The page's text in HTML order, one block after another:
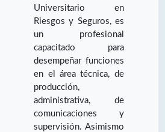
Universitario en
Riesgos y Seguros, es
un profesional
capacitado para
desempeñar funciones
en el área técnica, de
producción,
administrativa, de
comunicaciones y
supervisión. Asimismo